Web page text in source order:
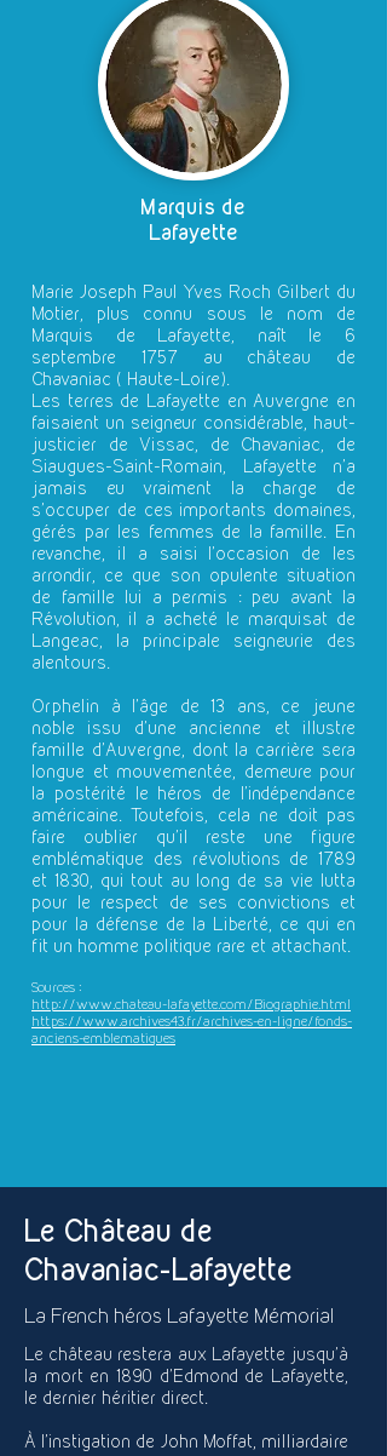
Marquis de
Lafayette
Marie Joseph Paul Yves Roch Gilbert du
Motier, plus connu sous le nom de
Marquis de Lafayette, naît le 6
septembre 1757 au château de
Chavaniac ( Haute-Loire).
Les terres de Lafayette en Auvergne en
faisaient un seigneur considérable, haut-
justicier de Vissac, de Chavaniac, de
Siaugues-Saint-Romain, Lafayette n'a
jamais eu vraiment la charge de
s'occuper de ces importants domaines,
gérés par les femmes de la famille. En
revanche, il a saisi l'occasion de les
arrondir, ce que son opulente situation
de famille lui a permis : peu avant la
Révolution, il a acheté le marquisat de
Langeac, la principale seigneurie des
alentours.
Orphelin à l’âge de 13 ans, ce jeune
noble issu d’une ancienne et illustre
famille d’Auvergne, dont la carrière sera
longue et mouvementée, demeure pour
la postérité le héros de l’indépendance
américaine. Toutefois, cela ne doit pas
faire oublier qu’il reste une figure
emblématique des révolutions de 1789
et 1830, qui tout au long de sa vie lutta
pour le respect de ses convictions et
pour la défense de la Liberté, ce qui en
fit un homme politique rare et attachant.
Sources :
http://www.chateau-lafayette.com/Biographie.html
https://www.archives43.fr/archives-en-ligne/fonds-
anciens-emblematiques
Le Château de
Chavaniac-Lafayette
La French héros Lafayette Mémorial
Le château restera aux Lafayette jusqu’à
la mort en 1890 d’Edmond de Lafayette,
le dernier héritier direct.
À l’instigation de John Moffat, milliardaire